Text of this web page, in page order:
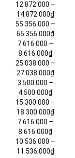
12.872.000 –
14.872.000₫
55.356.000 –
65.356.000₫
7.616.000 –
8.616.000₫
25.038.000 –
27.038.000₫
3.500.000 –
4.500.000₫
15.300.000 –
18.300.000₫
7.616.000 –
8.616.000₫
10.536.000 –
11.536.000₫